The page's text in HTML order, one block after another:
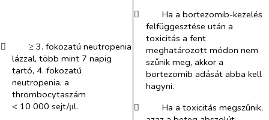
​
≥ 3. fokozatú neutropenia
lázzal, több mint 7 napig
tartó, 4. fokozatú
neutropenia, a
thrombocytaszám
< 10 000 sejt/μl.
​
Ha a bortezomib-kezelés
felfüggesztése után a
toxicitás a fent
meghatározott módon nem
szűnik meg, akkor a
bortezomib adását abba kell
hagyni.
​
Ha a toxicitás megszűnik,